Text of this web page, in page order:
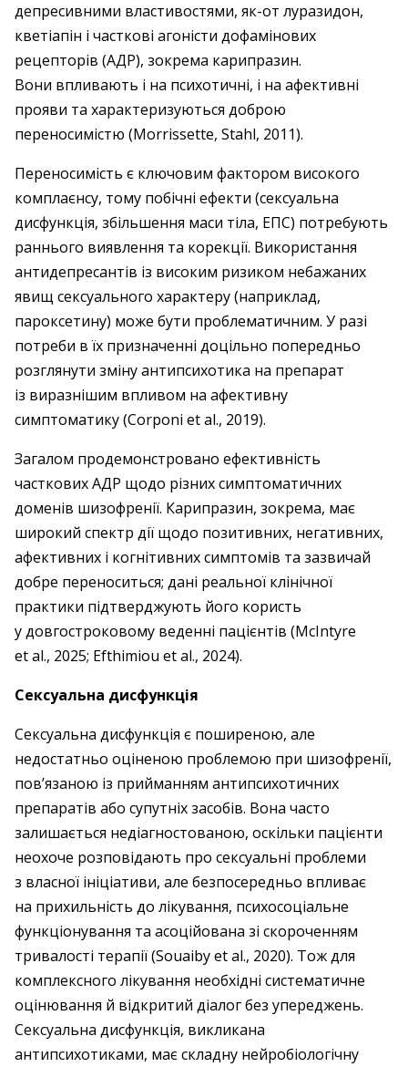
депресивними властивостями, як-от луразидон,
кветіапін і часткові агоністи дофамінових
рецепторів (АДР), зокрема карипразин.
Вони впливають і на психотичні, і на афективні
прояви та характеризуються доброю
переносимістю (Morrissette, Stahl, 2011).
Переносимість є ключовим фактором високого
комплаєнсу, тому побічні ефекти (сексуальна
дисфункція, збільшення маси тіла, ЕПС) потребують
раннього виявлення та корекції. Використання
антидепресантів із високим ризиком небажаних
явищ сексуального характеру (наприклад,
пароксетину) може бути проблематичним. У разі
потреби в їх призначенні доцільно попередньо
розглянути зміну антипсихотика на препарат
із виразнішим впливом на афективну
симптоматику (Corponi et al., 2019).
Загалом продемонстровано ефективність
часткових АДР щодо різних симптоматичних
доменів шизофренії. Карипразин, зокрема, має
широкий спектр дії щодо позитивних, негативних,
афективних і когнітивних симптомів та зазвичай
добре переноситься; дані реальної клінічної
практики підтвер­джують його користь
у довгостроковому веденні пацієнтів (McIntyre
et al., 2025; Efthimiou et al., 2024).
Сексуальна дисфункція
Сексуальна дисфункція є поширеною, але
недостатньо оціненою проблемою при шизофренії,
пов’язаною із прийманням антипсихотичних
препаратів або супутніх засобів. Вона часто
залишається недіагностованою, оскільки пацієнти
неохоче розповідають про сексуальні проблеми
з власної ініціативи, але безпосередньо впливає
на прихильність до лікування, психосоціальне
функціонування та асоційована зі скороченням
тривалості терапії (Souaiby et al., 2020). Тож для
комплексного лікування необхідні систематичне
оцінювання й відкритий діалог без упере­джень.
Сексуальна дисфункція, викликана
антипсихотиками, має складну нейробіологічну